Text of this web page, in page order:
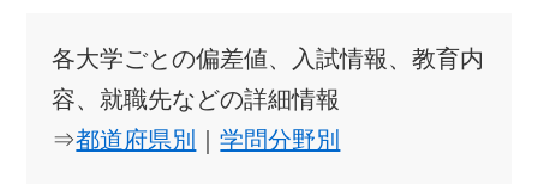
各大学ごとの偏差値、入試情報、教育内
容、就職先などの詳細情報
⇒都道府県別 ｜学問分野別